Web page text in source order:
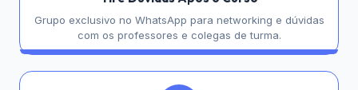
Grupo exclusivo no WhatsApp para networking e dúvidas
com os professores e colegas de turma.